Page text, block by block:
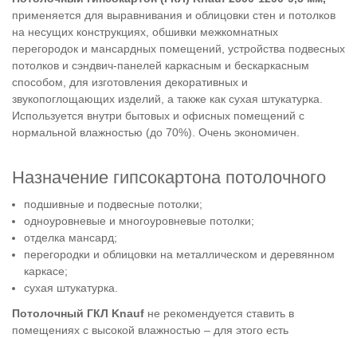
применяется для выравнивания и облицовки стен и потолков
на несущих конструкциях, обшивки межкомнатных
перегородок и мансардных помещений , устройства подвесных
потолков и сэндвич-панелей каркасным и бескаркасным
способом, для изготовления декоративных и
звукопоглощающих изделий, а также как сухая штукатурка.
Используется внутри бытовых и офисных помещений с
нормальной влажностью (до 70%). Очень экономичен.
Назначение гипсокартона потолочного
подшивные и подвесные потолки;
одноуровневые и многоуровневые потолки;
отделка мансард;
перегородки и облицовки на металлическом и деревянном
каркасе;
сухая штукатурка.
Потолочный ГКЛ Knauf не рекомендуется ставить в
помещениях с высокой влажностью – для этого есть